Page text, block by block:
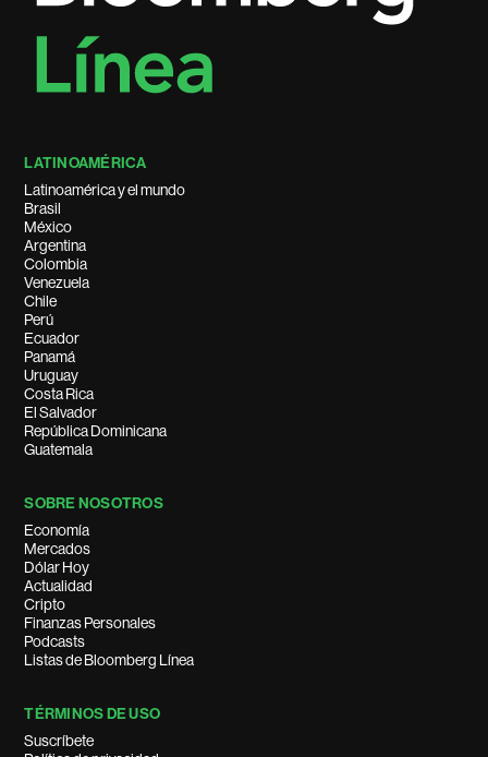
LATINOAMÉRICA
Latinoamérica y el mundo
Brasil
México
Argentina
Colombia
Venezuela
Chile
Perú
Ecuador
Panamá
Uruguay
Costa Rica
El Salvador
República Dominicana
Guatemala
SOBRE NOSOTROS
Economía
Mercados
Dólar Hoy
Actualidad
Cripto
Finanzas Personales
Podcasts
Listas de Bloomberg Línea
TÉRMINOS DE USO
Suscríbete